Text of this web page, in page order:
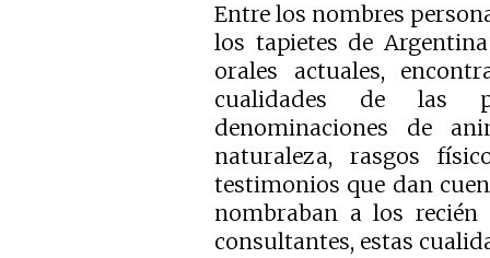
Entre los nombres
los tapietes de
orales actuales,
cualidades de las
denominaciones de
naturaleza, rasgos
testimonios que dan
nombraban a los recién
consultantes, estas